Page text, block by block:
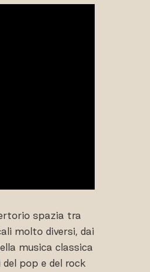
spazia tra
molto diversi, dai
musica classica
del pop e del rock